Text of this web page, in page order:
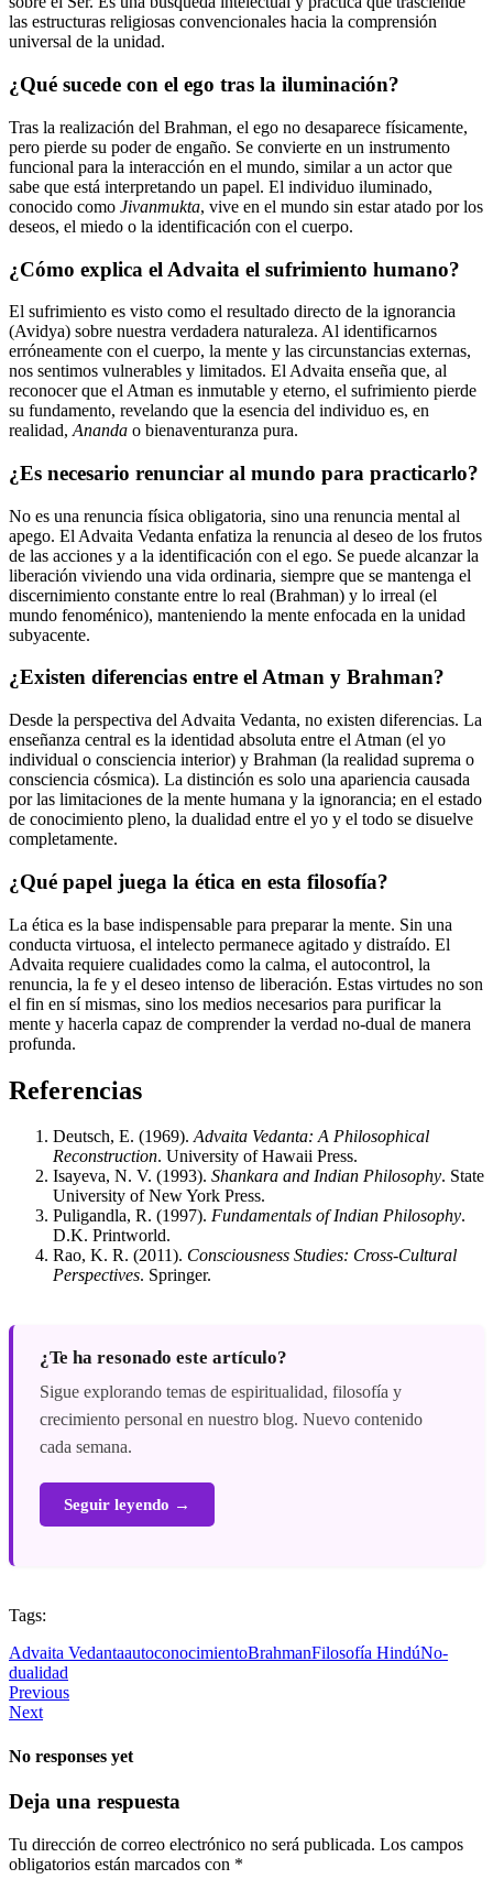
las estructuras religiosas convencionales hacia la comprensión
universal de la unidad.
¿Qué sucede con el ego tras la iluminación?
Tras la realización del Brahman, el ego no desaparece físicamente,
pero pierde su poder de engaño. Se convierte en un instrumento
funcional para la interacción en el mundo, similar a un actor que
sabe que está interpretando un papel. El individuo iluminado,
conocido como Jivanmukta, vive en el mundo sin estar atado por los
deseos, el miedo o la identificación con el cuerpo.
¿Cómo explica el Advaita el sufrimiento humano?
El sufrimiento es visto como el resultado directo de la ignorancia
(Avidya) sobre nuestra verdadera naturaleza. Al identificarnos
erróneamente con el cuerpo, la mente y las circunstancias externas,
nos sentimos vulnerables y limitados. El Advaita enseña que, al
reconocer que el Atman es inmutable y eterno, el sufrimiento pierde
su fundamento, revelando que la esencia del individuo es, en
realidad, Ananda o bienaventuranza pura.
¿Es necesario renunciar al mundo para practicarlo?
No es una renuncia física obligatoria, sino una renuncia mental al
apego. El Advaita Vedanta enfatiza la renuncia al deseo de los frutos
de las acciones y a la identificación con el ego. Se puede alcanzar la
liberación viviendo una vida ordinaria, siempre que se mantenga el
discernimiento constante entre lo real (Brahman) y lo irreal (el
mundo fenoménico), manteniendo la mente enfocada en la unidad
subyacente.
¿Existen diferencias entre el Atman y Brahman?
Desde la perspectiva del Advaita Vedanta, no existen diferencias. La
enseñanza central es la identidad absoluta entre el Atman (el yo
individual o consciencia interior) y Brahman (la realidad suprema o
consciencia cósmica). La distinción es solo una apariencia causada
por las limitaciones de la mente humana y la ignorancia; en el estado
de conocimiento pleno, la dualidad entre el yo y el todo se disuelve
completamente.
¿Qué papel juega la ética en esta filosofía?
La ética es la base indispensable para preparar la mente. Sin una
conducta virtuosa, el intelecto permanece agitado y distraído. El
Advaita requiere cualidades como la calma, el autocontrol, la
renuncia, la fe y el deseo intenso de liberación. Estas virtudes no son
el fin en sí mismas, sino los medios necesarios para purificar la
mente y hacerla capaz de comprender la verdad no-dual de manera
profunda.
Referencias
Deutsch, E. (1969).Advaita Vedanta: A Philosophical
Reconstruction. University of Hawaii Press.
Isayeva, N. V. (1993). Shankara and Indian Philosophy. State
University of New York Press.
Puligandla, R. (1997). Fundamentals of Indian Philosophy.
D.K. Printworld.
Rao, K. R. (2011). Consciousness Studies: Cross-Cultural
Perspectives. Springer.
¿Te ha resonado este artículo?
Sigue explorando temas de espiritualidad, filosofía y
crecimiento personal en nuestro blog. Nuevo contenido
cada semana.
Seguir leyendo →
Tags:
Advaita VedantaautoconocimientoBrahmanFilosofía HindúNo-
dualidad
Previous
Next
No responses yet
Deja una respuesta
Tu dirección de correo electrónico no será publicada. Los campos
obligatorios están marcados con *